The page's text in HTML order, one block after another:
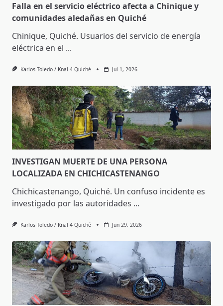
Falla en el servicio eléctrico afecta a Chinique y
comunidades aledañas en Quiché
Chinique, Quiché. Usuarios del servicio de energía
eléctrica en el ...
Karlos Toledo / Knal 4 Quiché Jul 1, 2026
INVESTIGAN MUERTE DE UNA PERSONA
LOCALIZADA EN CHICHICASTENANGO
Chichicastenango, Quiché. Un confuso incidente es
investigado por las autoridades ...
Karlos Toledo / Knal 4 Quiché Jun 29, 2026